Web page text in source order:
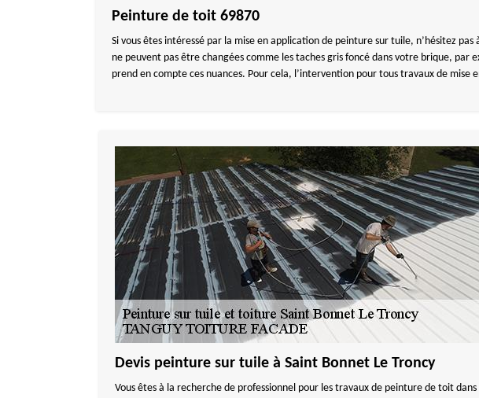
Peinture de toit 69870
Si vous êtes intéressé par la mise en application de peinture sur tuile, n’hésitez
ne peuvent pas être changées comme les taches gris foncé dans votre brique,
prend en compte ces nuances. Pour cela, l’intervention pour tous travaux de
Devis peinture sur tuile à Saint Bonnet Le Troncy
Vous êtes à la recherche de professionnel pour les travaux de peinture de toit dans